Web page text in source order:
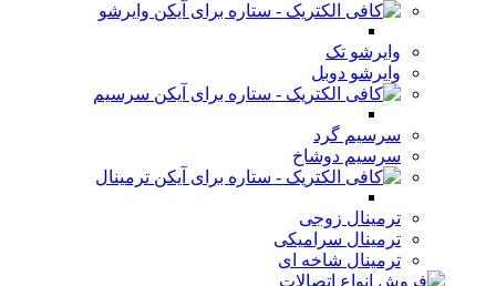
وایرشو
وایرشو تک
وایرشو دوبل
سرسیم
سرسیم گرد
سرسیم دوشاخ
ترمینال
ترمینال زوجی
ترمینال سرامیکی
ترمینال شاخه ای